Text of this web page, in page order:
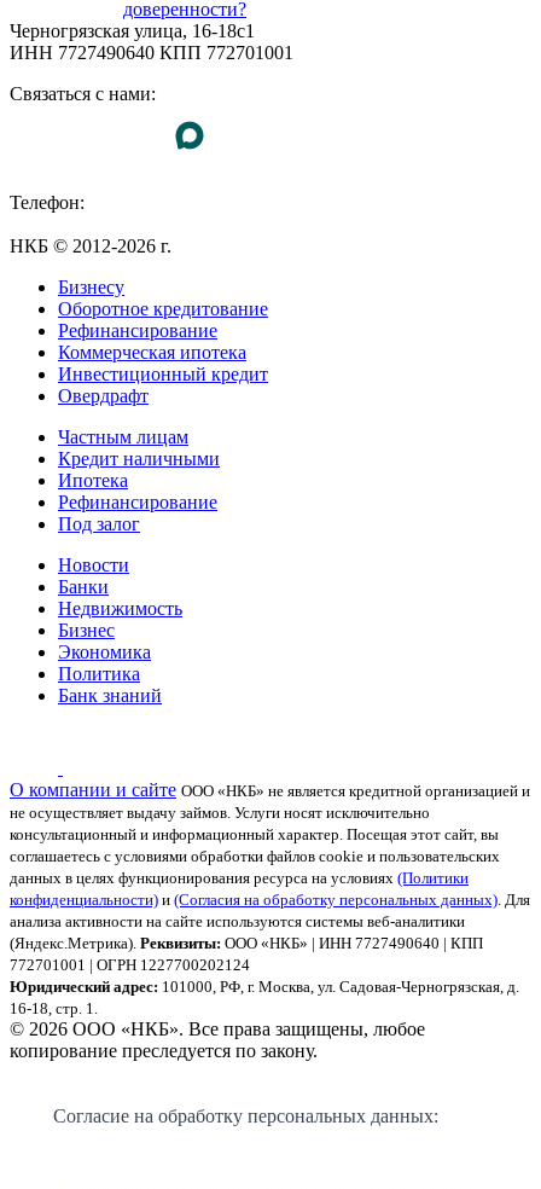
доверенности?
Черногрязская улица, 16-18с1
ИНН 7727490640 КПП 772701001
Связаться с нами:
Телефон:
НКБ © 2012-2026 г.
Бизнесу
Оборотное кредитование
Рефинансирование
Коммерческая ипотека
Инвестиционный кредит
Овердрафт
Частным лицам
Кредит наличными
Ипотека
Рефинансирование
Под залог
Новости
Банки
Недвижимость
Бизнес
Экономика
Политика
Банк знаний
О компании и сайте ООО «НКБ» не является кредитной организацией и
не осуществляет выдачу займов. Услуги носят исключительно
консультационный и информационный характер. Посещая этот сайт, вы
соглашаетесь с условиями обработки файлов cookie и пользовательских
данных в целях функционирования ресурса на условиях (Политики
конфиденциальности) и (Согласия на обработку персональных данных). Для
анализа активности на сайте используются системы веб-аналитики
(Яндекс.Метрика). Реквизиты: ООО «НКБ» | ИНН 7727490640 | КПП
772701001 | ОГРН 1227700202124
Юридический адрес: 101000, РФ, г. Москва, ул. Садовая-Черногрязская, д.
16-18, стр. 1.
© 2026 ООО «НКБ». Все права защищены, любое
копирование преследуется по закону.
Согласие на обработку персональных данных: